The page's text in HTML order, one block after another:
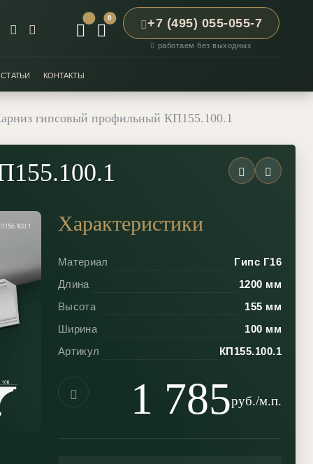
0 +7 (495) 055-055-7
работаем без выходных
СТАТЬИ КОНТАКТЫ
гипсовый профильный КП155.100.1
Характеристики
Материал
Гипс Г16
Длина
1200 мм
Высота
155 мм
Ширина
100 мм
Артикул
КП155.100.1
1 785руб./м.п.